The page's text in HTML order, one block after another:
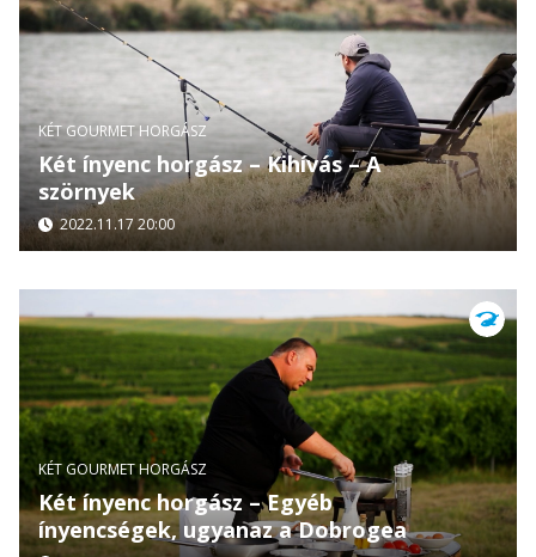
KÉT GOURMET HORGÁSZ
Két ínyenc horgász – Kihívás – A
szörnyek
2022.11.17 20:00
KÉT GOURMET HORGÁSZ
Két ínyenc horgász – Egyéb
ínyencségek, ugyanaz a Dobrogea